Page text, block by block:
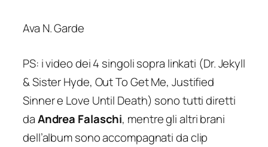
Ava N. Garde
PS: i video dei 4 singoli sopra linkati (Dr. Jekyll
& Sister Hyde, Out To Get Me, Justified
Sinnere Love Until Death) sono tutti diretti
daAndrea Falaschi, mentre gli altri brani
dell’album sono accompagnati da clip